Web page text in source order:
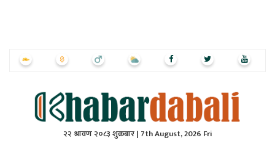
२२ श्रावण २०८३ शुक्रबार | 7th August, 2026 Fri